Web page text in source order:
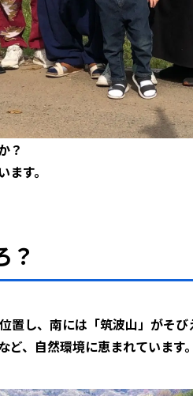
？
す。
？
置し、南には「筑波山」がそ
、自然環境に恵まれています。